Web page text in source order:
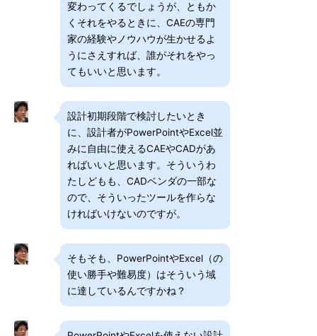
変わってくるでしょうが、ともか
くそれをやるときに、CAEの専門
家の経験やノウハウが生かせるよ
うにさえすれば、誰がそれをやっ
てもいいと思います。
設計初期段階で検討したいとき
に、設計者がPowerPointやExcel並
みに自由に使えるCAEやCADがあ
ればいいと思います。そういうわ
たしどもも、CADベンダの一部な
ので、そういったツールを作らな
ければいけないのですが。
そもそも、PowerPointやExcel（の
使い勝手や難易度）はそういう域
に達しているんですかね？